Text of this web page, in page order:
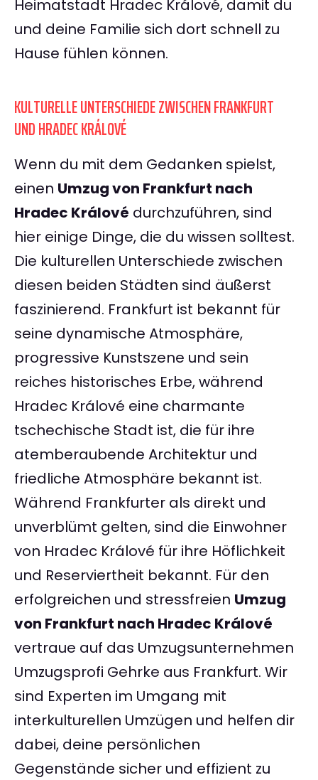
Heimatstadt Hradec Králové, damit du
und deine Familie sich dort schnell zu
Hause fühlen können.
KULTURELLE UNTERSCHIEDE ZWISCHEN FRANKFURT
UND HRADEC KRÁLOVÉ
Wenn du mit dem Gedanken spielst,
einen Umzug von Frankfurt nach
Hradec Králové durchzuführen, sind
hier einige Dinge, die du wissen solltest.
Die kulturellen Unterschiede zwischen
diesen beiden Städten sind äußerst
faszinierend. Frankfurt ist bekannt für
seine dynamische Atmosphäre,
progressive Kunstszene und sein
reiches historisches Erbe, während
Hradec Králové eine charmante
tschechische Stadt ist, die für ihre
atemberaubende Architektur und
friedliche Atmosphäre bekannt ist.
Während Frankfurter als direkt und
unverblümt gelten, sind die Einwohner
von Hradec Králové für ihre Höflichkeit
und Reserviertheit bekannt. Für den
erfolgreichen und stressfreien Umzug
von Frankfurt nach Hradec Králové
vertraue auf das Umzugsunternehmen
Umzugsprofi Gehrke aus Frankfurt. Wir
sind Experten im Umgang mit
interkulturellen Umzügen und helfen dir
dabei, deine persönlichen
Gegenstände sicher und effizient zu